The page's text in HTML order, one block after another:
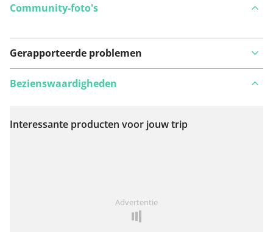
Community-foto's
Gerapporteerde problemen
Bekijk op kaart
Bezienswaardigheden
Interessante producten voor jouw trip
Advertentie